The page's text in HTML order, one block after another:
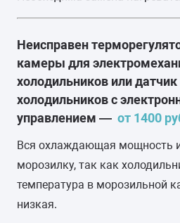
Неисправен
камеры для
холодильников или
холодильников с
управлением — от 1400
Вся охлаждающая мощность
морозилку, так как
температура в морозильной
низкая.